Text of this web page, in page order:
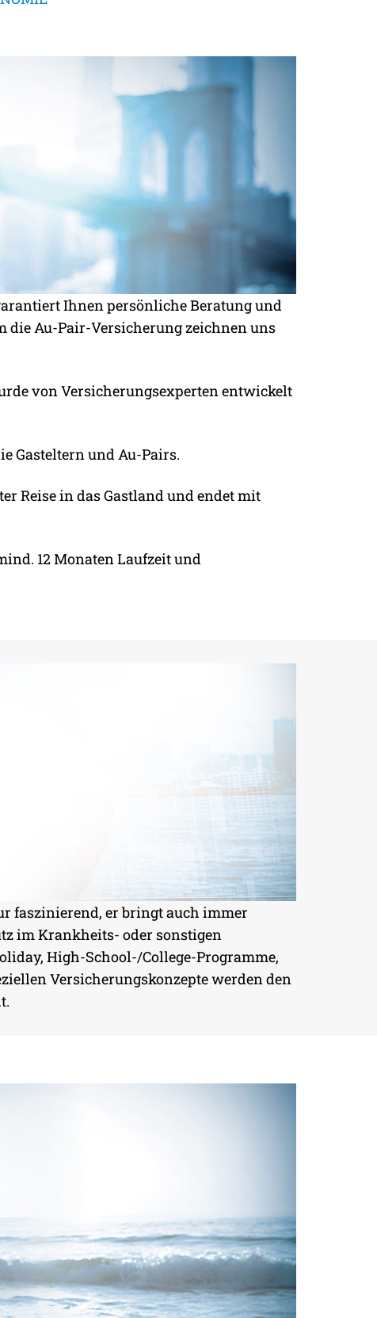
Ihnen persönliche Beratung und
die Au-Pair-Versicherung zeichnen uns
von Versicherungsexperten entwickelt
Gasteltern und Au-Pairs.
Reise in das Gastland und endet mit
12 Monaten Laufzeit und
faszinierend, er bringt auch immer
im Krankheits- oder sonstigen
High-School-/College-Programme,
Versicherungskonzepte werden den